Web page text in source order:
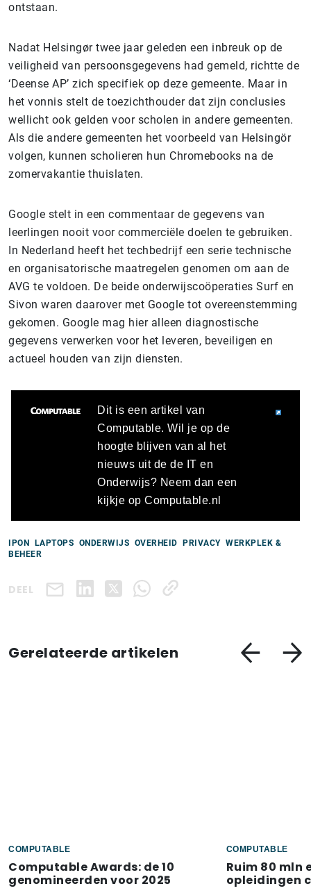
ontstaan.
Nadat Helsingør twee jaar geleden een inbreuk op de
veiligheid van persoonsgegevens had gemeld, richtte de
‘Deense AP’ zich specifiek op deze gemeente. Maar in
het vonnis stelt de toezichthouder dat zijn conclusies
wellicht ook gelden voor scholen in andere gemeenten.
Als die andere gemeenten het voorbeeld van Helsingör
volgen, kunnen scholieren hun Chromebooks na de
zomervakantie thuislaten.
Google stelt in een commentaar de gegevens van
leerlingen nooit voor commerciële doelen te gebruiken.
In Nederland heeft het techbedrijf een serie technische
en organisatorische maatregelen genomen om aan de
AVG te voldoen. De beide onderwijscoöperaties Surf en
Sivon waren daarover met Google tot overeenstemming
gekomen. Google mag hier alleen diagnostische
gegevens verwerken voor het leveren, beveiligen en
actueel houden van zijn diensten.
Dit is een artikel van
Computable. Wil je op de
hoogte blijven van al het
nieuws uit de de IT en
Onderwijs? Neem dan een
kijkje op Computable.nl
IPON LAPTOPS ONDERWIJS OVERHEID PRIVACY WERKPLEK &
BEHEER
DEEL
Gerelateerde artikelen
COMPUTABLE
Computable Awards: de 10
genomineerden voor 2025
COMPUTABLE
Ruim 80 mln
opleidingen